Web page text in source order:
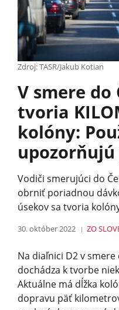
Zdroj: TASR/Jakub Kotian
V smere do
tvoria
kolóny:
Vodiči smerujúci do
obrniť poriadnou
úsekov sa tvoria
30. október 2022 ZO
Na diaľnici D2 v
dochádza k tvorbe
Aktuálne má dĺžka
dopravu päť